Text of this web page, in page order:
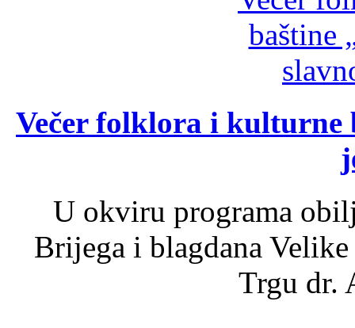
Večer folklora i kulturne
U okviru programa
Brijega i blagdana
Trgu dr.